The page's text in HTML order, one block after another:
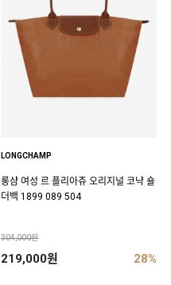
LONGCHAMP
롱샴 여성 르 플리아쥬 오리지널 코냑 숄
더백 1899 089 504
304,000원
219,000원 28%